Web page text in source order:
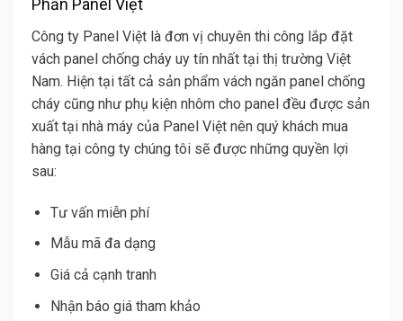
Phần Panel Việt
Công ty Panel Việt là đơn vị chuyên thi công lắp đặt
vách panel chống cháy uy tín nhất tại thị trường Việt
Nam. Hiện tại tất cả sản phẩm vách ngăn panel chống
cháy cũng như phụ kiện nhôm cho panel đều được sản
xuất tại nhà máy của Panel Việt nên quý khách mua
hàng tại công ty chúng tôi sẽ được những quyền lợi
sau:
Tư vấn miễn phí
Mẫu mã đa dạng
Giá cả cạnh tranh
Nhận báo giá tham khảo